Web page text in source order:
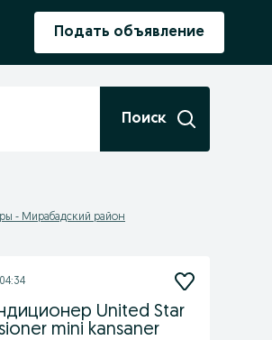
Подать объявление
Поиск
- Мирабадский район
United Star
mini kansaner